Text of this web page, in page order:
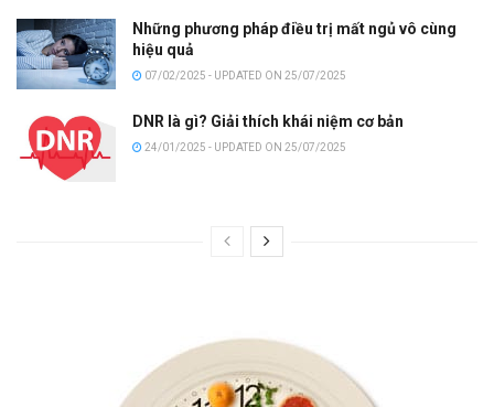
Những phương pháp điều trị mất ngủ vô cùng
hiệu quả
07/02/2025 - UPDATED ON 25/07/2025
DNR là gì? Giải thích khái niệm cơ bản
24/01/2025 - UPDATED ON 25/07/2025